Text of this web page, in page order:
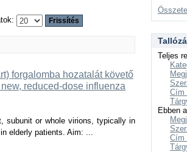
forgalomba hozatalát követő
reduced-dose influenza
subunit or whole virions, typically in
elderly patients. Aim: ...
Teljes
Cím
Ebben
Cím